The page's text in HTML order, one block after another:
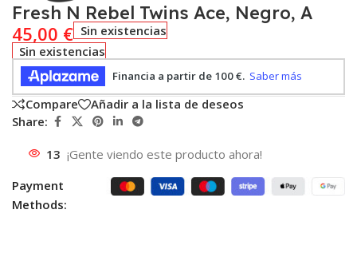
Fresh N Rebel Twins Ace, Negro, A
45,00 € Sin existencias
Sin existencias
Compare
Añadir a la lista de deseos
Share:
13 ¡Gente viendo este producto ahora!
Payment
Methods: